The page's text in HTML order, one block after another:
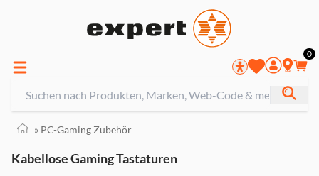
0
» PC-Gaming Zubehör
Kabellose Gaming Tastaturen